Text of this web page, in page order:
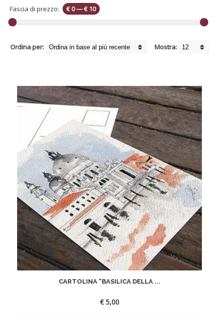
Fascia di prezzo: € 0—€ 10
Mostra:
Ordina per:
CARTOLINA “BASILICA DELLA ...
€5,00